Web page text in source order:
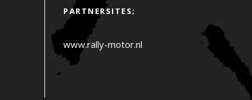
PARTNERSITES;
www.rally-motor.nl